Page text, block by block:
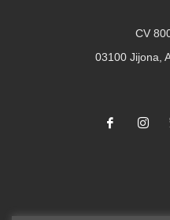
CV
03100 Jijona,